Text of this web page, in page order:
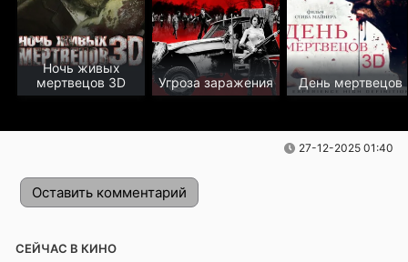
Ночь живых
мертвецов 3D
Угроза заражения День мертвецов
27-12-2025 01:40
Оставить комментарий
СЕЙЧАС В КИНО